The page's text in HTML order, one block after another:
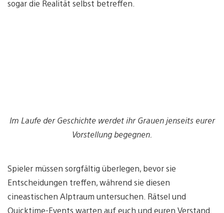
sogar die Realität selbst betreffen.
Im Laufe der Geschichte werdet ihr Grauen jenseits eurer
Vorstellung begegnen.
Spieler müssen sorgfältig überlegen, bevor sie
Entscheidungen treffen, während sie diesen
cineastischen Alptraum untersuchen. Rätsel und
Quicktime-Events warten auf euch und euren Verstand.